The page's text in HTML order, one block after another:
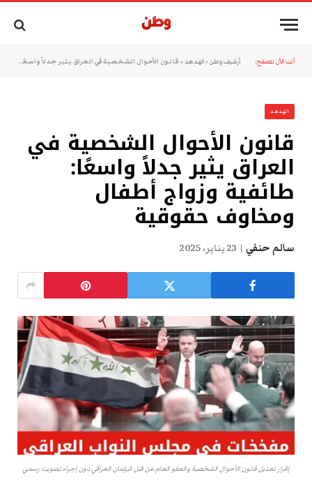
أنت الآن تتصفح: أرشيف وطن »الهدهد » قانون الأحوال الشخصية في العراق يثير جدلاً واسعًا: طائفية وزواج أطفال ومخاوف حقوقية
الهدهد
قانون الأحوال الشخصية في
العراق يثير جدلاً واسعًا:
طائفية وزواج أطفال
ومخاوف حقوقية
سالم حنفي 23 يناير، 2025
إقرار تعديل قانون الأحوال الشخصية والعفو العام من قبل البرلمان العراقي دون إجراء تصويت رسمي